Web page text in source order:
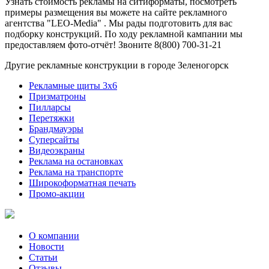
примеры размещения вы можете на сайте рекламного
агентства "LEO-Media" . Мы рады подготовить для вас
подборку конструкций. По ходу рекламной кампании мы
предоставляем фото-отчёт! Звоните 8(800) 700-31-21
Другие рекламные конструкции в городе Зеленогорск
Рекламные щиты 3х6
Призматроны
Пилларсы
Перетяжки
Брандмауэры
Суперсайты
Видеоэкраны
Реклама на остановках
Реклама на транспорте
Широкоформатная печать
Промо-акции
О компании
Новости
Статьи